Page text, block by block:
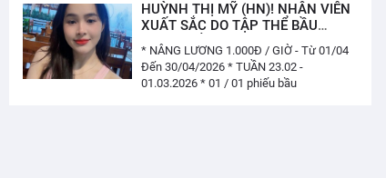
HUỲNH THỊ MỸ (HN)! NHÂN VIÊN
XUẤT SẮC DO TẬP THỂ BẦU
CHỌN TUẦN 23.02 - 01.03.2026
(01/ 01 PHIẾU)
* NÂNG LƯƠNG 1.000Đ / GIỜ - Từ 01/04
Đến 30/04/2026 * TUẦN 23.02 -
01.03.2026 * 01 / 01 phiếu bầu